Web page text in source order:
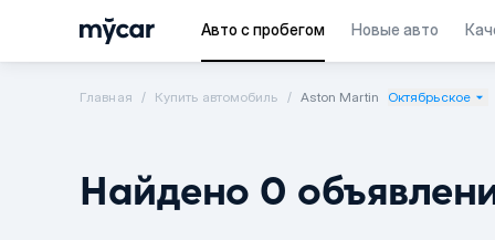
Авто с пробегом Новые авто
Главная Купить автомобиль Aston Martin Октябрьское
Найдено 0